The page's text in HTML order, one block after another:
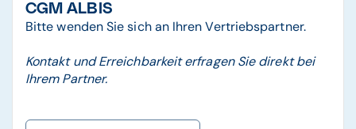
CGM ALBIS
Bitte wenden Sie sich an Ihren Vertriebspartner.
Kontakt und Erreichbarkeit erfragen Sie direkt bei
Ihrem Partner.